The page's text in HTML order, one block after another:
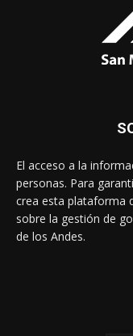
El acceso a la
personas. Para
crea esta plataforma
sobre la gestión de
de los Andes.